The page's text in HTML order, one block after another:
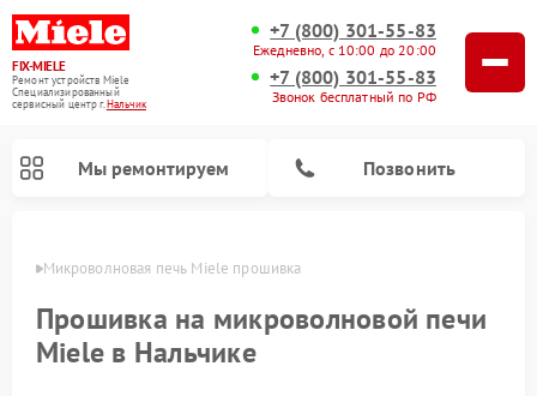
FIX-MIELE
Ремонт устройств Miele
Специализированный
cервисный центр г.Нальчик
+7 (800) 301-55-83
Ежедневно, с 10:00 до 20:00
+7 (800) 301-55-83
Звонок бесплатный по РФ
Мы ремонтируем Позвонить
Микроволновая печь Miele прошивка
Прошивка на микроволновой печи
Miele в Нальчике